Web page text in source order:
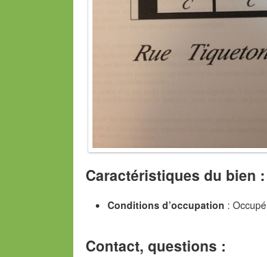
Caractéristiques du bien :
Conditions d’occupation : Occupé
Contact, questions :